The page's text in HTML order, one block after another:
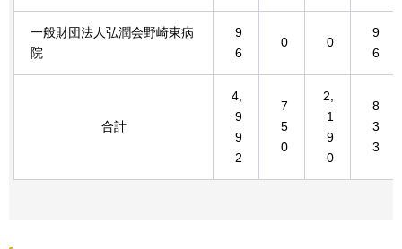
一般財団法人弘潤会野崎東病
院
9
6
0 0
9
6
合計
4,
9
9
2
7
5
0
2,
1
9
0
8
3
3